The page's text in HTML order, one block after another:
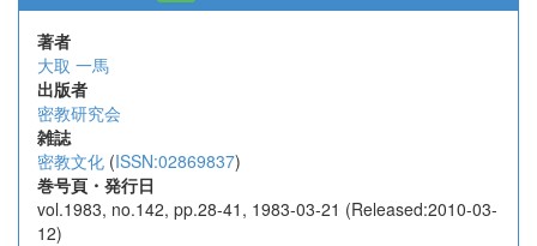
著者
大取 一馬
出版者
密教研究会
雑誌
密教文化 (ISSN:02869837)
巻号頁・発行日
vol.1983, no.142, pp.28-41, 1983-03-21 (Released:2010-03-
12)